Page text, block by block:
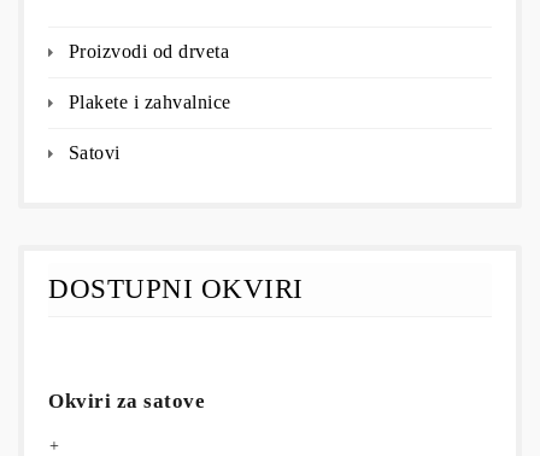
Proizvodi od drveta
Plakete i zahvalnice
Satovi
DOSTUPNI OKVIRI
Okviri za satove
+